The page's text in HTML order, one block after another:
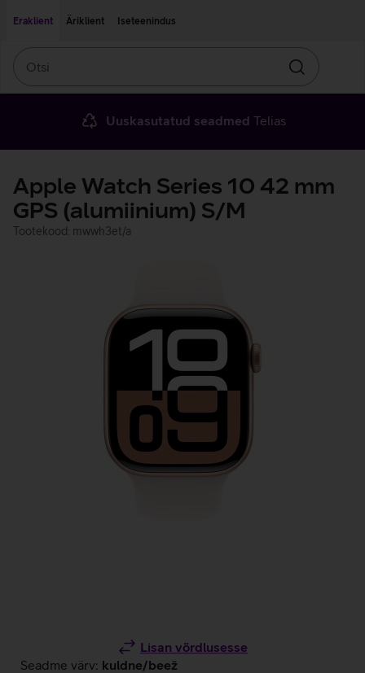
Eraklient
Äriklient Iseteenindus
Otsin
Uuskasutatud seadmed Telias
Apple Watch Series 10 42 mm
GPS (alumiinium) S/M
Tootekood: mwwh3et/a
Lisan võrdlusesse
Seadme värv: kuldne/beež